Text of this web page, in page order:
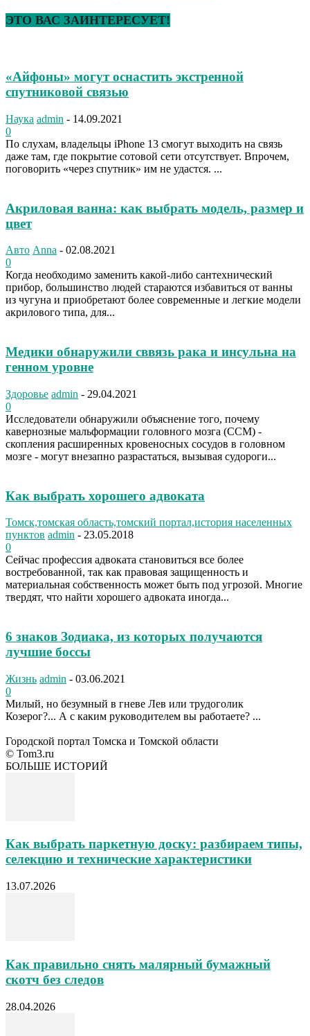
ЭТО ВАС ЗАИНТЕРЕСУЕТ!
«Айфоны» могут оснастить экстренной
спутниковой связью
Наука admin - 14.09.2021
0
По слухам, владельцы iPhone 13 смогут выходить на связь
даже там, где покрытие сотовой сети отсутствует. Впрочем,
поговорить «через спутник» им не удастся. ...
Акриловая ванна: как выбрать модель, размер и
цвет
Авто Anna - 02.08.2021
0
Когда необходимо заменить какой-либо сантехнический
прибор, большинство людей стараются избавиться от ванны
из чугуна и приобретают более современные и легкие модели
акрилового типа, для...
Медики обнаружили сввязь рака и инсульна на
генном уровне
Здоровье admin - 29.04.2021
0
Исследователи обнаружили объяснение того, почему
кавернозные мальформации головного мозга (ССМ) -
скопления расширенных кровеносных сосудов в головном
мозге - могут внезапно разрастаться, вызывая судороги...
Как выбрать хорошего адвоката
Томск,томская область,томский портал,история населенных
пунктов admin - 23.05.2018
0
Сейчас профессия адвоката становиться все более
востребованной, так как правовая защищенность и
материальная собственность может быть под угрозой. Многие
твердят, что найти хорошего адвоката иногда...
6 знаков Зодиака, из которых получаются
лучшие боссы
Жизнь admin - 03.06.2021
0
Милый, но безумный в гневе Лев или трудоголик
Козерог?... А с каким руководителем вы работаете? ...
Городской портал Томска и Томской области
© Tom3.ru
БОЛЬШЕ ИСТОРИЙ
Как выбрать паркетную доску: разбираем типы,
селекцию и технические характеристики
13.07.2026
Как правильно снять малярный бумажный
скотч без следов
28.04.2026